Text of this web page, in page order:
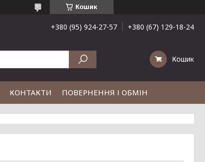
Кошик
+380 (95) 924-27-57 +380 (67) 129-18-24
Кошик
КОНТАКТИ ПОВЕРНЕННЯ І ОБМІН